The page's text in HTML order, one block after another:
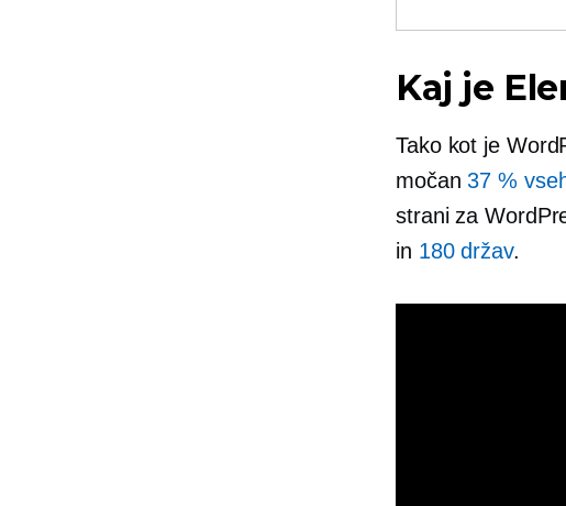
Kaj je
Tako kot je
močan37 %
strani za
in 180 držav.